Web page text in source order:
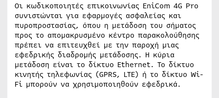
Οι κωδικοποιητές επικοινωνίας EniCom 4G Pro
συνιστώνται για εφαρμογές ασφαλείας και
πυροπροστασίας, όπου η μετάδοση του σήματος
προς το απομακρυσμένο κέντρο παρακολούθησης
πρέπει να επιτευχθεί με την παροχή μιας
εφεδρικής διαδρομής μετάδοσης. Η κύρια
μετάδοση είναι το δίκτυο Ethernet. Το δίκτυο
κινητής τηλεφωνίας (GPRS, LTE) ή το δίκτυο Wi-
Fi μπορούν να χρησιμοποιηθούν εφεδρικά.